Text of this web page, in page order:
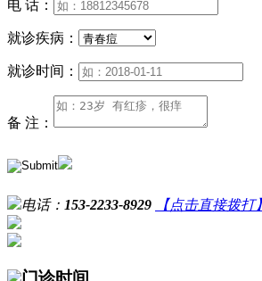
电 话：
就诊疾病：
就诊时间：
备 注：
电话： 153-2233-8929 【点击直接拨打】